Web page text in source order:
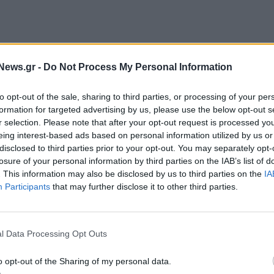
- Do Not Process My Personal Information
opt-out of the sale, sharing to third parties, or processing of your
for targeted advertising by us, please use the below opt-out
selection. Please note that after your opt-out request is processed
interest-based ads based on personal information utilized by us
to third parties prior to your opt-out. You may separately
of your personal information by third parties on the IAB’s list of
This information may also be disclosed by us to third parties on the
Participants that may further disclose it to other third parties.
Data Processing Opt Outs
opt-out of the Sharing of my personal data.
μια σειρά πρωτοποριακών cloud-based
ασφάλεια τις διαδικασίες αποστολής και
Β2C και Β2G. Με τον τρόπο αυτό, διασφαλίζει τη
ισχύουσα νομοθεσία αναφορικά με την έκδοση
πώλησης.
πιστοποίηση από το Πανεπιστήμιο Αιγαίου
από 5.000.000 παραστατικών σε ωριαία βάση, η
καθετοποιημένες λύσεις σε επιχειρήσεις
και του κλάδουπαροχής υπηρεσιών,